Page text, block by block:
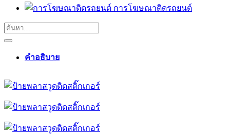
การโฆษณาติดรถยนต์
คำอธิบาย